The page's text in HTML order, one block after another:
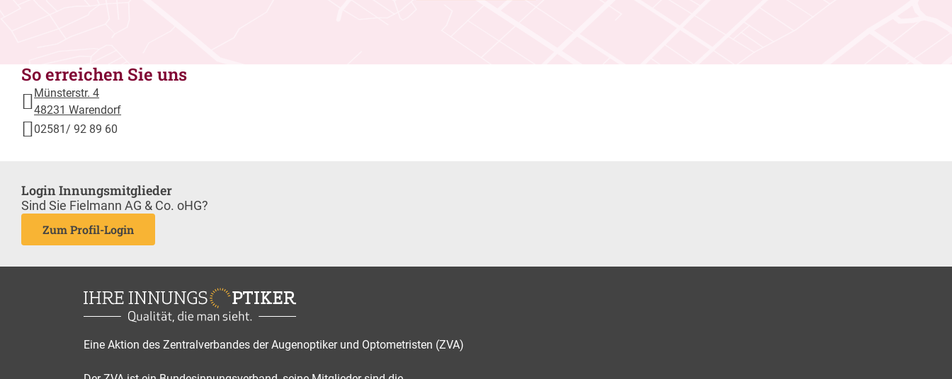
So erreichen Sie uns
Münsterstr. 4
48231 Warendorf
02581/ 92 89 60
Login Innungsmitglieder
Sind Sie Fielmann AG & Co. oHG?
Zum Profil-Login
Eine Aktion des Zentralverbandes der Augenoptiker und Optometristen (ZVA)